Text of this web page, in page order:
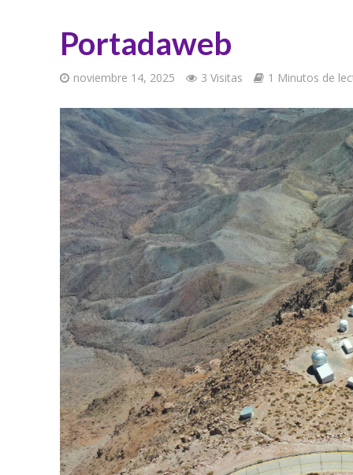
Portadaweb
noviembre 14, 2025 3 Visitas 1 Minutos de